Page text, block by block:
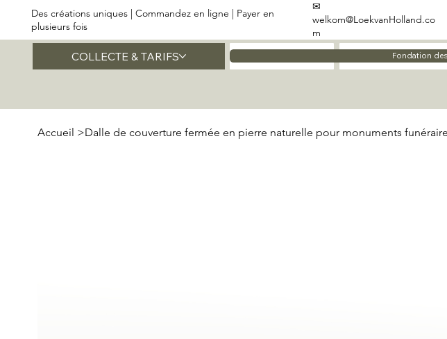
COLLECTE & TARIFS À propos
Fondation
Des créations uniques | Commandez en ligne | Payer en
plusieurs fois
✉
welkom@LoekvanHolland.co
m
Accueil >Dalle de couverture fermée en pierre naturelle pour monuments